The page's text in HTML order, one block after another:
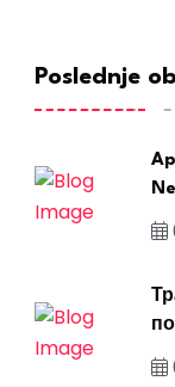
Poslednje